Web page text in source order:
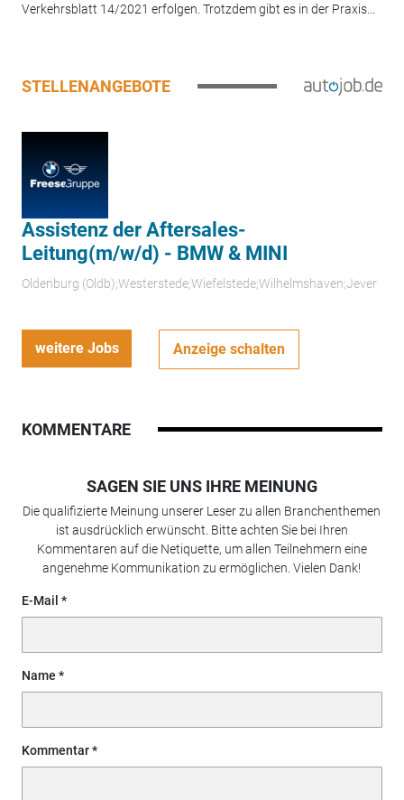
Verkehrsblatt 14/2021 erfolgen. Trotzdem gibt es in der Praxis...
STELLENANGEBOTE
Assistenz der Aftersales-
Leitung(m/w/d) - BMW & MINI
Oldenburg (Oldb);Westerstede;Wiefelstede;Wilhelmshaven;Jever
weitere Jobs Anzeige schalten
KOMMENTARE
SAGEN SIE UNS IHRE MEINUNG
Die qualifizierte Meinung unserer Leser zu allen Branchenthemen
ist ausdrücklich erwünscht. Bitte achten Sie bei Ihren
Kommentaren auf die Netiquette, um allen Teilnehmern eine
angenehme Kommunikation zu ermöglichen. Vielen Dank!
E-Mail
Name
Kommentar